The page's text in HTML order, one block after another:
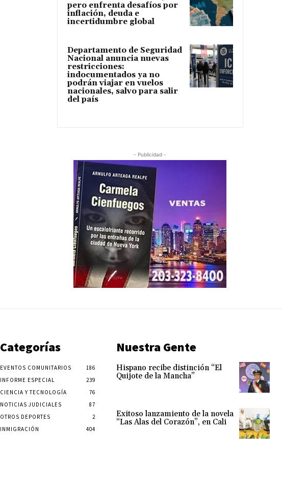
pero enfrenta desafíos por
inflación, deuda e
incertidumbre global
Departamento de Seguridad
Nacional anuncia nuevas
restricciones:
indocumentados ya no
podrán viajar en vuelos
nacionales, salvo para salir
del país
- Publicidad -
Categorías
EVENTOS COMUNITARIOS
186
INFORME ESPECIAL
239
CIENCIA Y TECNOLOGÍA
76
NOTICIAS JUDICIALES
87
OTROS DEPORTES
2
INMIGRACIÓN
404
Nuestra Gente
Hispano recibe distinción “El
Quijote de la Mancha”
Exitoso lanzamiento de la novela
“Las Alas del Corazón”, en Cali